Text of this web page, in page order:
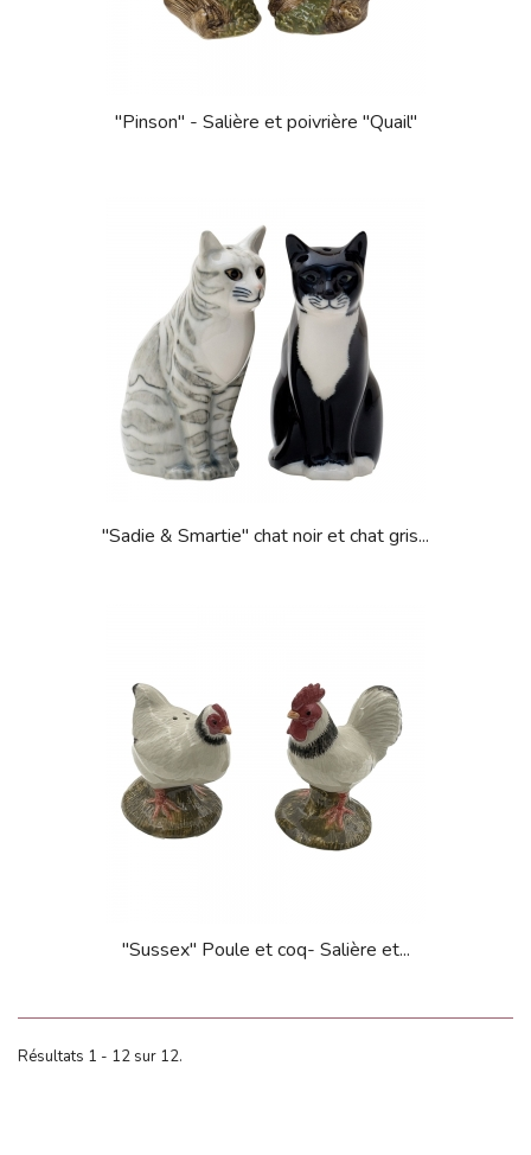
"Pinson" - Salière et poivrière "Quail"
"Sadie & Smartie" chat noir et chat gris...
"Sussex" Poule et coq- Salière et...
Résultats 1 - 12 sur 12.